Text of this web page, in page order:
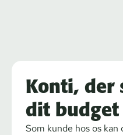
Konti, der
dit budget
Som kunde hos os